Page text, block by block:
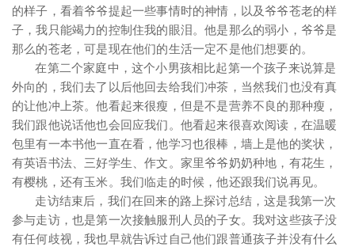
的样子，看着爷爷提起一些事情时的神情，以及爷爷苍老的样
子，我只能竭力的控制住我的眼泪。他是那么的弱小，爷爷是
那么的苍老，可是现在他们的生活一定不是他们想要的。
在第二个家庭中，这个小男孩相比起第一个孩子来说算是
外向的，我们去了以后他回去给我们冲茶，当然我们也没有真
的让他冲上茶。他看起来很瘦，但是不是营养不良的那种瘦，
我们跟他说话他也会回应我们。他看起来很喜欢阅读，在温暖
包里有一本书他一直在看，他学习也很棒，墙上是他的奖状，
有英语书法、三好学生、作文。家里爷爷奶奶种地，有花生，
有樱桃，还有玉米。我们临走的时候，他还跟我们说再见。
走访结束后，我们在回来的路上探讨总结，这是我第一次
参与走访，也是第一次接触服刑人员的子女。我对这些孩子没
有任何歧视，我也早就告诉过自己他们跟普通孩子并没有什么